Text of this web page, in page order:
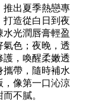
推出夏季熱戀專
打造從白日到夜
光潤唇膏輕盈
氣色；夜晚，透
護，喚醒柔嫩透
攜帶，隨時補水
，像第一口沁涼
不膩。